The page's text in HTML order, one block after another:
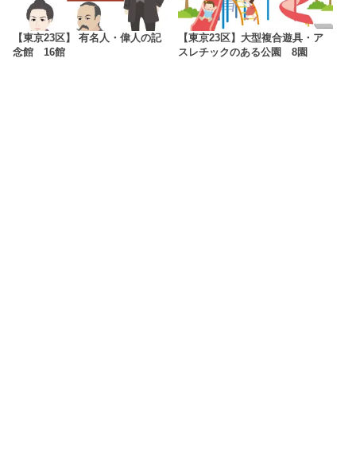
【東京23区】 有名人・偉人の記
念館 16館
【東京23区】大型複合遊具・ア
スレチックのある公園 8園